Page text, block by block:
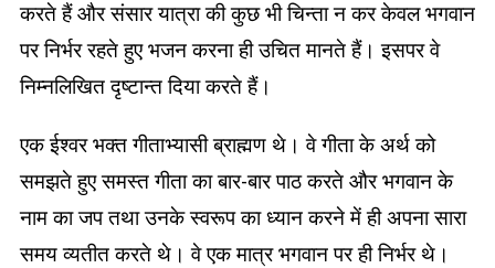
करते हैं और संसार यात्रा की कुछ भी चिन्ता न कर केवल भगवान
पर निर्भर रहते हुए भजन करना ही उचित मानते हैं। इसपर वे
निम्नलिखित दृष्टान्त दिया करते हैं।
एक ईश्वर भक्त गीताभ्यासी ब्राह्मण थे। वे गीता के अर्थ को
समझते हुए समस्त गीता का बार-बार पाठ करते और भगवान के
नाम का जप तथा उनके स्वरूप का ध्यान करने में ही अपना सारा
समय व्यतीत करते थे। वे एक मात्र भगवान पर ही निर्भर थे।